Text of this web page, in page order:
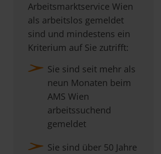
Arbeitsmarktservice Wien
als arbeitslos gemeldet
sind und mindestens ein
Kriterium auf Sie zutrifft:
Sie sind seit mehr als
neun Monaten beim
AMS Wien
arbeitssuchend
gemeldet
Sie sind über 50 Jahre